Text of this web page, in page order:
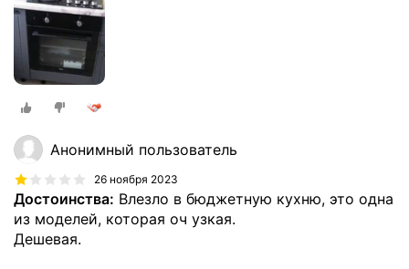
Анонимный пользователь
26 ноября 2023
Достоинства: Влезло в бюджетную кухню, это одна
из моделей, которая оч узкая.
Дешевая.